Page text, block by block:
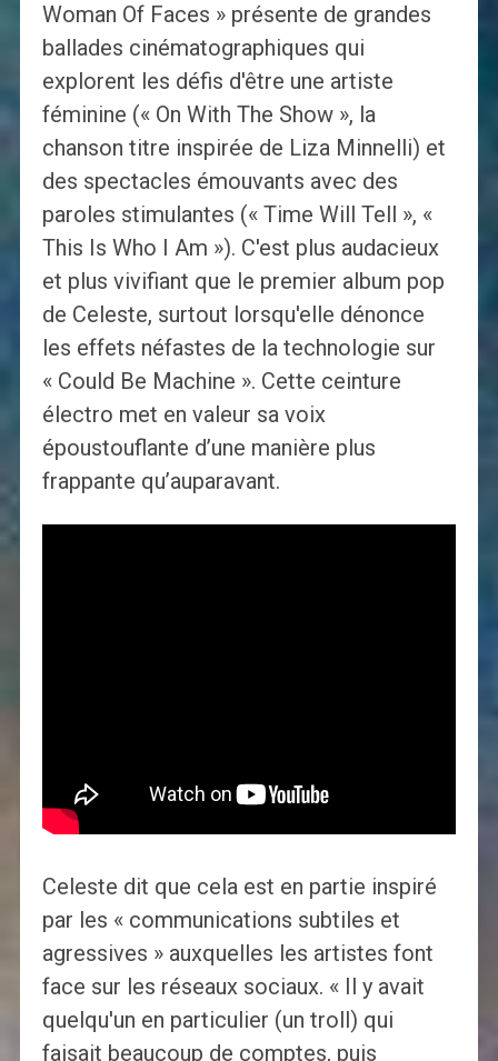
Woman Of Faces » présente de grandes
ballades cinématographiques qui
explorent les défis d'être une artiste
féminine (« On With The Show », la
chanson titre inspirée de Liza Minnelli) et
des spectacles émouvants avec des
paroles stimulantes (« Time Will Tell », «
This Is Who I Am »). C'est plus audacieux
et plus vivifiant que le premier album pop
de Celeste, surtout lorsqu'elle dénonce
les effets néfastes de la technologie sur
« Could Be Machine ». Cette ceinture
électro met en valeur sa voix
époustouflante d’une manière plus
frappante qu’auparavant.
Celeste dit que cela est en partie inspiré
par les « communications subtiles et
agressives » auxquelles les artistes font
face sur les réseaux sociaux. « Il y avait
quelqu'un en particulier (un troll) qui
faisait beaucoup de comptes, puis